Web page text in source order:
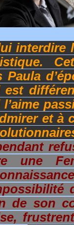
interdire
Paula
est
et à
une
de son